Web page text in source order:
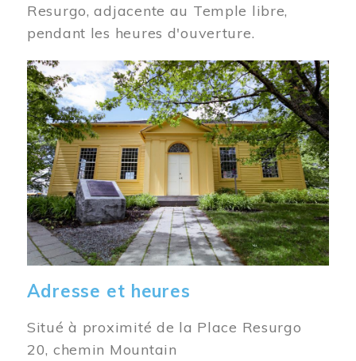
Resurgo, adjacente au Temple libre,
pendant les heures d'ouverture.
Image
Adresse et heures
Situé à proximité de la Place Resurgo
20, chemin Mountain